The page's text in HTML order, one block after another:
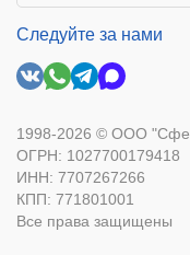
Следуйте за нами
1998-2026 © ООО
ОГРН: 1027700179418
ИНН: 7707267266
КПП: 771801001
Все права защищены